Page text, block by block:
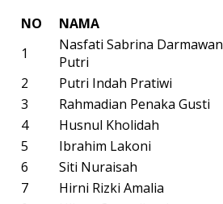
NO
NAMA
1
Nasfati Sabrina Darmawan
Putri
2
Putri Indah Pratiwi
3
Rahmadian Penaka Gusti
4
Husnul Kholidah
5
Ibrahim Lakoni
6
Siti Nuraisah
7
Hirni Rizki Amalia